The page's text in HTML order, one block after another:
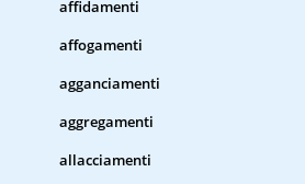
affidamenti
affogamenti
agganciamenti
aggregamenti
allacciamenti